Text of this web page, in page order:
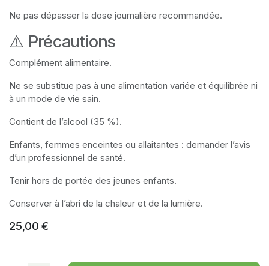
Ne pas dépasser la dose journalière recommandée.
⚠️ Précautions
Complément alimentaire.
Ne se substitue pas à une alimentation variée et équilibrée ni
à un mode de vie sain.
Contient de l’alcool (35 %).
Enfants, femmes enceintes ou allaitantes : demander l’avis
d’un professionnel de santé.
Tenir hors de portée des jeunes enfants.
Conserver à l’abri de la chaleur et de la lumière.
25,00 €